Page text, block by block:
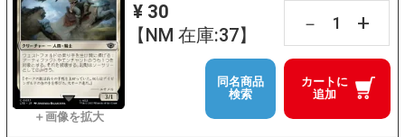
¥ 30
【NM 在庫:37】
－ +
カートに
追加
同名商品
検索